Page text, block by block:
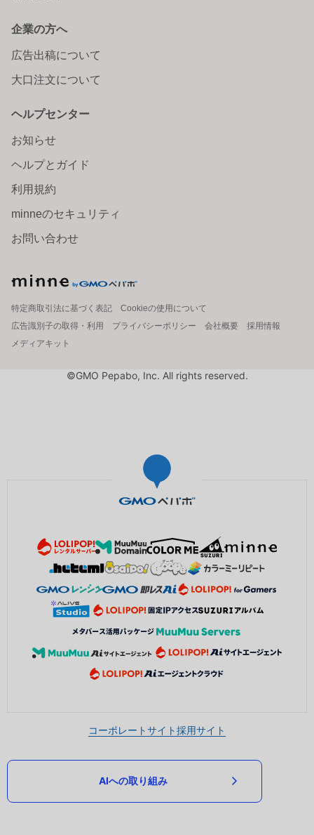
企業の方へ
広告出稿について
大口注文について
ヘルプセンター
お知らせ
ヘルプとガイド
利用規約
minneのセキュリティ
お問い合わせ
特定商取引法に基づく表記
Cookieの使用について
広告識別子の取得・利用
プライバシーポリシー 会社概要
採用情報
メディアキット
©GMO Pepabo, Inc. All rights reserved.
コーポレートサイト採用サイト
AIへの取り組み